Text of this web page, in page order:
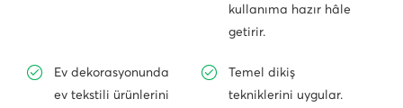
kullanıma hazır hâle
getirir.
Ev dekorasyonunda
ev tekstili ürünlerini
Temel dikiş
tekniklerini uygular.